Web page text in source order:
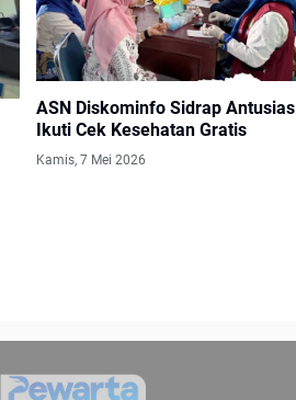
ASN Diskominfo Sidrap Antusias
Ikuti Cek Kesehatan Gratis
Kamis, 7 Mei 2026